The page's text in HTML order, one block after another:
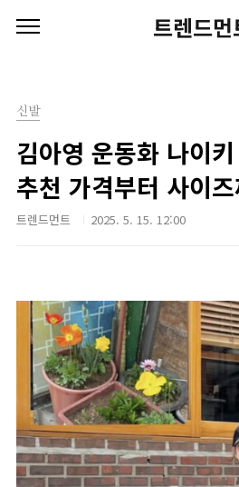
트렌드먼
신발
김아영 운동화 나이
추천 가격부터 사이
트렌드먼트 2025. 5. 15. 12:00